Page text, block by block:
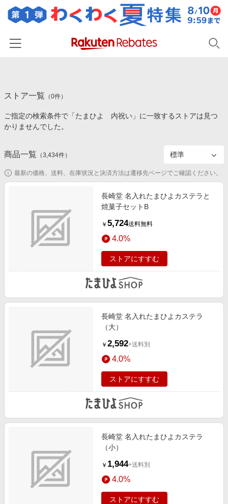
カテゴリー一覧
百貨店・総合ECモール
食品・スイーツ・お酒
コスメ・健康・医薬品
家電・PC・スマホ・カメラ
スポーツ・アウトドア・ゴルフ
旅行・レジャー・ホテル予約
金融・マネー・保険
デジタルコンテンツ
ビジネス・その他サービス
イベント一覧
初回購入者限定特典
対象ストア新規限定特典
楽天ペイ導入ストア
楽天サービス特集
お中元特集2026
Apple公式サイト×楽天カード分割払い
Qoo10メガポ
ストア一覧 （0件）
ご指定の検索条件で「たまひよ 内祝い」に一致するストアは見つ
かりませんでした。
商品一覧 （3,434件）
最新の価格、送料、在庫状況と決済方法は遷移先ページでご確認ください。
長崎堂 名入れたまひよカステラと
焼菓子セットB
￥ 5,724送料無料
4.0%
ストアにすすむ
長崎堂 名入れたまひよカステラ
（大）
￥ 2,592+送料別
4.0%
ストアにすすむ
長崎堂 名入れたまひよカステラ
（小）
￥ 1,944+送料別
4.0%
ストアにすすむ